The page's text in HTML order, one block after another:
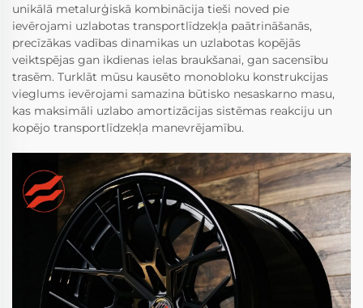
unikālā metalurģiskā kombinācija tieši noved pie
ievērojami uzlabotas transportlīdzekļa paātrināšanās,
precīzākas vadības dinamikas un uzlabotas kopējās
veiktspējas gan ikdienas ielas braukšanai, gan sacensību
trasēm. Turklāt mūsu kausēto monobloku konstrukcijas
vieglums ievērojami samazina būtisko nesaskarno masu,
kas maksimāli uzlabo amortizācijas sistēmas reakciju un
kopējo transportlīdzekļa manevrējamību.